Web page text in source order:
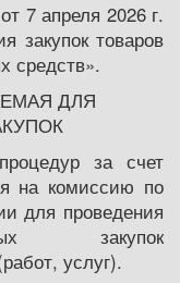
7 апреля 2026 г.
закупок товаров
средств».
ДЛЯ
за счет
на комиссию по
для проведения
закупок
услуг).